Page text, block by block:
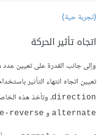
(تجربة حية)
اتجاه تأثير الحركة
وإلى جانب القدرة على تعيين عدد
تعيين اتجاه انتهاء التأثير
direction، وتأخذ هذه
alternate و reverse